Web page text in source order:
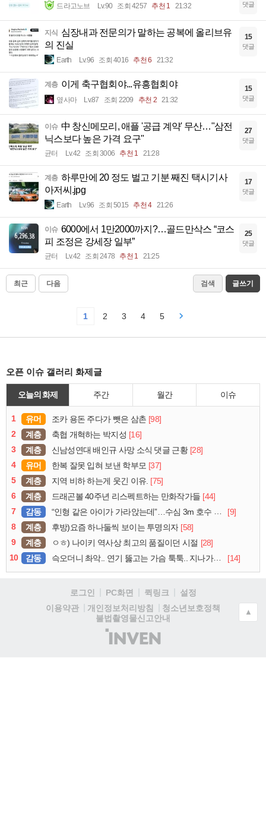
드라고노브 Lv.90 조회 4257 추천 1 21:32 댓글
지식
심장내과 전문의가 말하는 공복에 올리브유
의 진실
Earth Lv.96 조회 4016 추천 6 21:32
15
댓글
계층 이게 축구협회야...유흥협회야
옆사마 Lv.87 조회 2209 추천 2 21:32
15
댓글
이슈 中 창신메모리, 애플 '공급 계약' 무산…"삼전
닉스보다 높은 가격 요구"
균터 Lv.42 조회 3006 추천 1 21:28
27
댓글
계층 하루만에 20 정도 벌고 기분 째진 택시기사
아저씨.jpg
Earth Lv.96 조회 5015 추천 4 21:26
17
댓글
이슈 6000에서 1만2000까지?…골드만삭스 “코스
피 조정은 강세장 일부”
균터 Lv.42 조회 2478 추천 1 21:25
25
댓글
최근 다음 검색 글쓰기
1 2 3 4 5
오픈 이슈 갤러리 화제글
오늘의 화제 주간 월간 이슈
1 유머 조카 용돈 주다가 뺏은 삼촌 [98]
2
계층 축협 개혁하는 박지성 [16]
3
계층 신남성연대 배인규 사망 소식 댓글 근황 [28]
4
유머 한복 잘못 입혀 보낸 학부모 [37]
5
계층 지역 비하 하는게 웃긴 이유. [75]
6
계층 드래곤볼 40주년 리스펙트하는 만화작가들 [44]
7
감동 “인형 같은 아이가 가라앉는데”…수심 3m 호수 뛰어든 60대 의인
[9]
8
계층 후방)요즘 하나둘씩 보이는 투명의자 [58]
9
계층 ㅇㅎ) 나이키 역사상 최고의 품질이던 시절 [28]
10
감동 슥오더니 촤악.. 연기 뚫고는 가슴 툭툭.. 지나가던 아재의 정체 [14]
로그인 PC화면 퀵링크
설정
이용약관
개인정보처리방침
청소년보호정책
불법촬영물신고안내
(주)
인
▲